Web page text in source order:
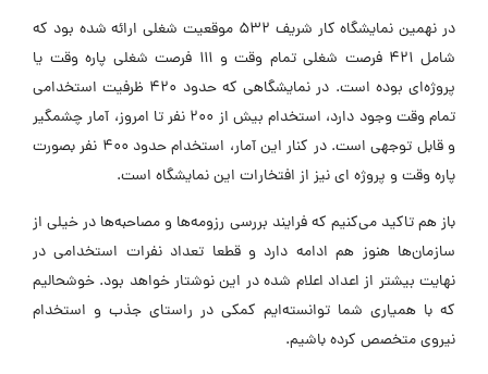
در نهمین نمایشگاه کار شریف 532 موقعیت شغلی ارائه شده بود که
شامل 421 فرصت شغلی تمام وقت و 111 فرصت شغلی پاره وقت یا
پروژه‌ای بوده است. در نمایشگاهی که حدود 420 ظرفیت استخدامی
تمام وقت وجود دارد، استخدام بیش از 200 نفر تا امروز، آمار چشمگیر
و قابل توجهی است. در کنار این آمار، استخدام حدود 400 نفر بصورت
پاره وقت و پروژه ای نیز از افتخارات این نمایشگاه است.
باز هم تاکید می‌کنیم که فرایند بررسی رزومه‌ها و مصاحبه‌ها در خیلی از
سازمان‌ها هنوز هم ادامه دارد و قطعا تعداد نفرات استخدامی در
نهایت بیشتر از اعداد اعلام شده در این نوشتار خواهد بود. خوشحالیم
که با همیاری شما توانسته‌ایم کمکی در راستای جذب و استخدام
نیروی متخصص کرده باشیم.